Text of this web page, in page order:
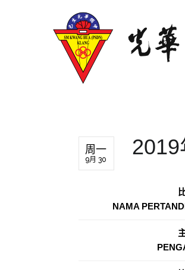
周一
9月 30
NAMA